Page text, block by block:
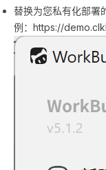
替换为您私有化部署
例：https://